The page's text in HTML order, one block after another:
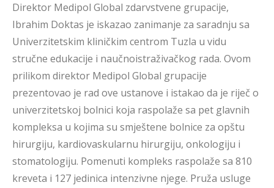
Direktor Medipol Global zdarvstvene grupacije,
Ibrahim Doktas je iskazao zanimanje za saradnju sa
Univerzitetskim kliničkim centrom Tuzla u vidu
stručne edukacije i naučnoistraživačkog rada. Ovom
prilikom direktor Medipol Global grupacije
prezentovao je rad ove ustanove i istakao da je riječ o
univerzitetskoj bolnici koja raspolaže sa pet glavnih
kompleksa u kojima su smještene bolnice za opštu
hirurgiju, kardiovaskularnu hirurgiju, onkologiju i
stomatologiju. Pomenuti kompleks raspolaže sa 810
kreveta i 127 jedinica intenzivne njege. Pruža usluge